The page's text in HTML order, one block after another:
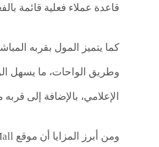
قاعدة عملاء فعلية قائمة
كما يتميز المول بقربه
وطريق الواحات، ما يسهل
الإعلامي، بالإضافة إلى